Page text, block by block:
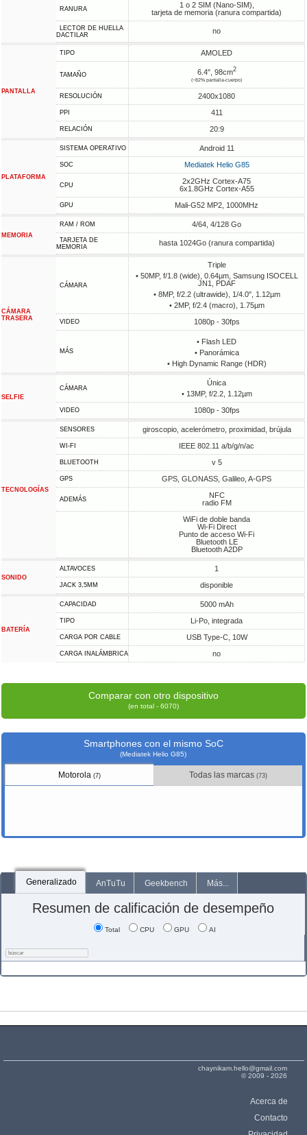
RANURA
1 o 2 SIM (Nano-SIM),
tarjeta de memoria (ranura compartida)
LECTOR DE HUELLA
DACTILAR
no
PANTALLA
TIPO AMOLED
TAMAÑO 6.4", 98cm2
(~82% pantalla-cuerpo)
RESOLUCIÓN 2400x1080
PPI 411
RELACIÓN 20:9
PLATAFORMA
SISTEMA OPERATIVO Android 11
SOC Mediatek Helio G85
CPU
2x2GHz Cortex-A75
6x1.8GHz Cortex-A55
GPU Mali-G52 MP2, 1000MHz
MEMORIA
RAM / ROM 4/64, 4/128 Go
TARJETA DE
MEMORIA
hasta 1024Go (ranura compartida)
CÁMARA
TRASERA
CÁMARA
Triple
• 50MP, f/1.8 (wide), 0.64µm, Samsung ISOCELL
JN1, PDAF
• 8MP, f/2.2 (ultrawide), 1/4.0", 1.12µm
• 2MP, f/2.4 (macro), 1.75µm
VIDEO 1080p - 30fps
MÁS
• Flash LED
• Panorámica
• High Dynamic Range (HDR)
SELFIE
CÁMARA
Única
• 13MP, f/2.2, 1.12µm
VIDEO 1080p - 30fps
TECNOLOGÍAS
SENSORES giroscopio, acelerómetro, proximidad, brújula
WI-FI IEEE 802.11 a/b/g/n/ac
BLUETOOTH v 5
GPS GPS, GLONASS, Galileo, A-GPS
ADEMÁS
NFC
radio FM
WiFi de doble banda
Wi-Fi Direct
Punto de acceso Wi-Fi
Bluetooth LE
Bluetooth A2DP
SONIDO
ALTAVOCES 1
JACK 3,5MM disponible
BATERÍA
CAPACIDAD 5000 mAh
TIPO Li-Po, integrada
CARGA POR CABLE USB Type-C, 10W
CARGA INALÁMBRICA no
Comparar con otro dispositivo
(en total - 6070)
Smartphones con el mismo SoC
(Mediatek Helio G85)
Motorola (7) Todas las marcas (73)
Generalizado AnTuTu Geekbench Más...
Resumen de calificación de desempeño
Total CPU GPU AI
chaynikam.hello@gmail.com
© 2009 - 2026
Acerca de
Contacto